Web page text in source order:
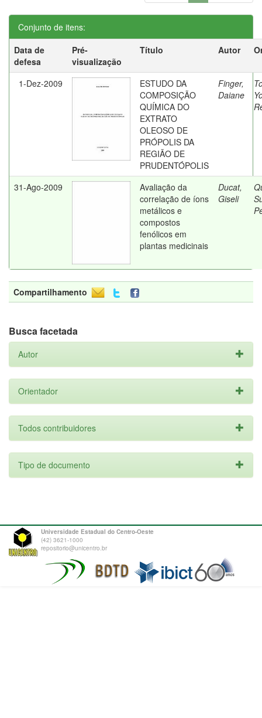
Conjunto de itens:
Data de
defesa
Pré-
visualização
Título Autor
1-Dez-2009
ESTUDO DA
COMPOSIÇÃO
QUÍMICA DO
EXTRATO
OLEOSO DE
PRÓPOLIS DA
REGIÃO DE
PRUDENTÓPOLIS
Finger,
Daiane
31-Ago-2009
Avaliação da
correlação de íons
metálicos e
compostos
fenólicos em
plantas medicinais
Ducat,
Giseli
Compartilhamento
Busca facetada
Autor
Orientador
Todos contribuidores
Tipo de documento
Universidade Estadual do Centro-Oeste
(42) 3621-1000
repositorio@unicentro.br